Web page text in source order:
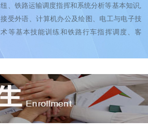
纽、铁路运输调度指挥和系统分析等基本知识,
接受外语、计算机办公及绘图、电工与电子技
术等基本技能训练和铁路行车指挥调度、客